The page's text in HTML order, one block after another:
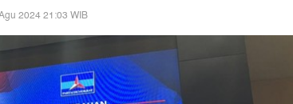
2024 21:03 WIB